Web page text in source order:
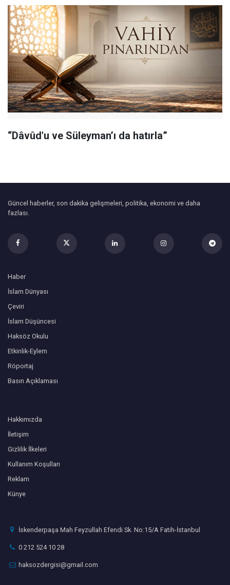
“Dâvûd'u ve Süleyman’ı da hatırla”
Güncel haberler, son dakika gelişmeleri, politika, ekonomi ve daha
fazlası.
Haber
İslam Dünyası
Çeviri
İslam Düşüncesi
Haksöz Okulu
Etkinlik-Eylem
Röportaj
Basın Açıklaması
Hakkımızda
İletişim
Gizlilik İlkeleri
Kullanım Koşulları
Reklam
Künye
İskenderpaşa Mah Feyzullah Efendi Sk. No:15/A Fatih-İstanbul
0 212 524 10 28
haksozdergisi@gmail.com